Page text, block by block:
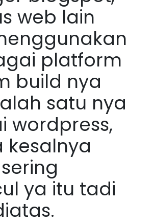
web lain
platform
build nya
satu nya
wordpress,
kesalnya
ya itu tadi